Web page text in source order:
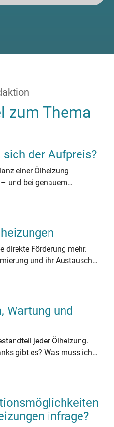
zum Thema
der Aufpreis?
einer Ölheizung
und bei genauem
direkte Förderung mehr.
und ihr Austausch
zur Ölheizung.
Wartung und
jeder Ölheizung.
gibt es? Was muss ich
infrage?